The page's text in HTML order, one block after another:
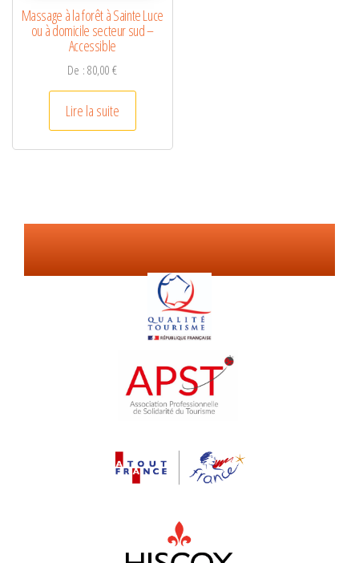
Massage à la forêt à Sainte Luce
ou à domicile secteur sud –
Accessible
De :80,00€
Lire la suite
Nosgaranties